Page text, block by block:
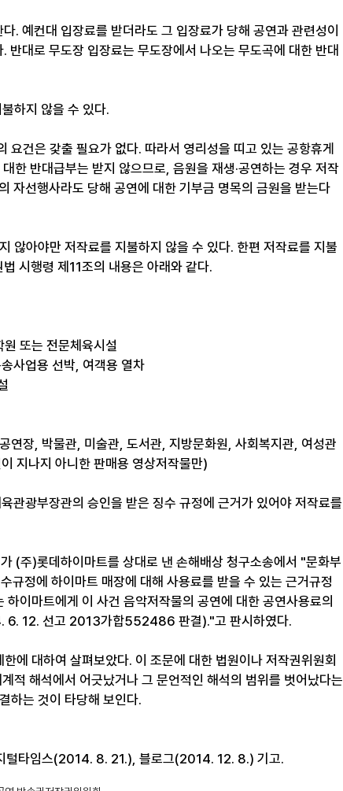
. 예컨대 입장료를 받더라도 그 입장료가 당해 공연과 관련성이
반대로 무도장 입장료는 무도장에서 나오는 무도곡에 대한 반대
하지 않을 수 있다.
요건은 갗출 필요가 없다. 따라서 영리성을 띠고 있는 공항휴게
한 반대급부는 받지 않으므로, 음원을 재생·공연하는 경우 저작
자선행사라도 당해 공연에 대한 기부금 명목의 금원을 받는다
않아야만 저작료를 지불하지 않을 수 있다. 한편 저작료를 지불
시행령 제11조의 내용은 아래와 같다.
또는 전문체육시설
사업용 선박, 여객용 열차
연장, 박물관, 미술관, 도서관, 지방문화원, 사회복지관, 여성관
지나지 아니한 판매용 영상저작물만)
관광부장관의 승인을 받은 징수 규정에 근거가 있어야 저작료를
(주)롯데하이마트를 상대로 낸 손해배상 청구소송에서 "문화부
규정에 하이마트 매장에 대해 사용료를 받을 수 있는 근거규정
이마트에게 이 사건 음악저작물의 공연에 대한 공연사용료의
6. 12. 선고 2013가합552486 판결)."고 판시하였다.
에 대하여 살펴보았다. 이 조문에 대한 법원이나 저작권위원회
적 해석에서 어긋났거나 그 문언적인 해석의 범위를 벗어났다는
하는 것이 타당해 보인다.
털타임스(2014. 8. 21.), 블로그(2014. 12. 8.) 기고.